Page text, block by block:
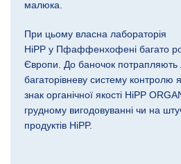
малюка.
При цьому власна лабораторія
HiPP у Пфаффенхофені багато
Європи. До баночок
багаторівневу систему контролю
знак органічної якості HiPP
грудному вигодовуванні чи на
продуктів HiPP.